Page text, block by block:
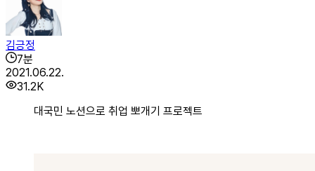
김긍정
7분
2021.06.22.
31.2K
대국민 노션으로 취업 뽀개기 프로젝트